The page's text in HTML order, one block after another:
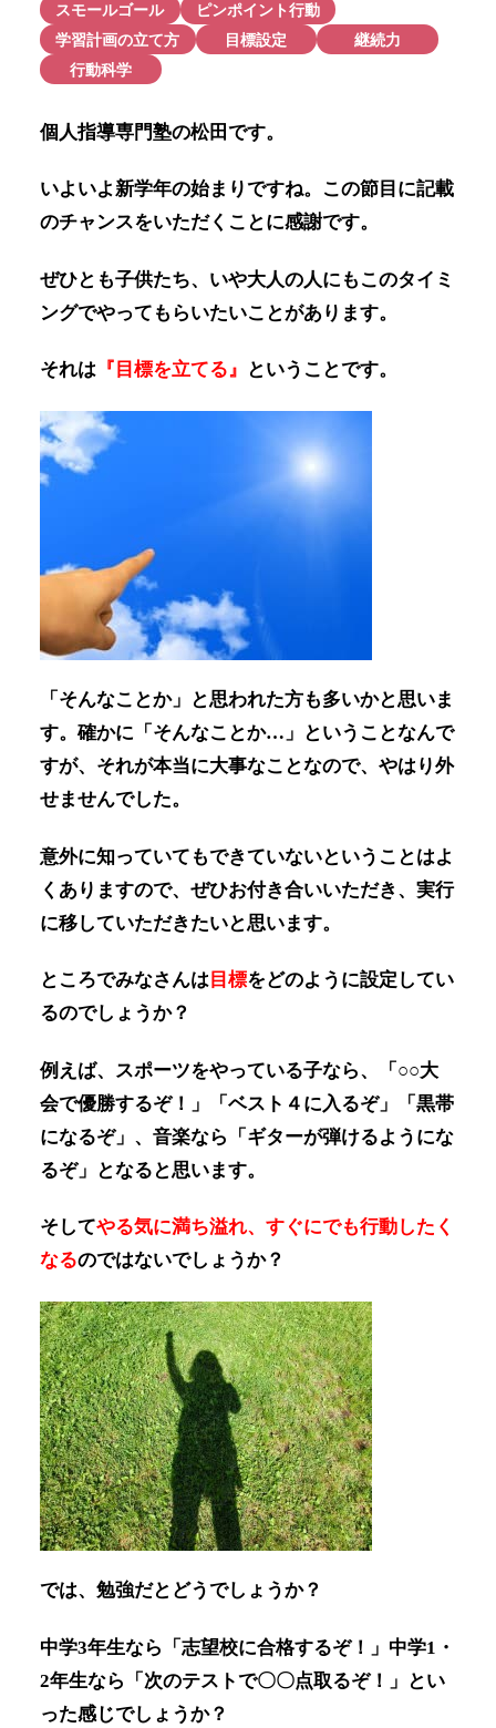
スモールゴール
ピンポイント行動
学習計画の立て方
目標設定
継続力
行動科学
個人指導専門塾の松田です。
いよいよ新学年の始まりですね。
この節目に記載
のチャンスをいただくことに感謝です。
ぜひとも子供たち、いや大人の人にもこのタイミ
ングでやってもらいたいことがあります。
それは『目標を立てる』 ということです。
「そんなことか」と思われた方も多いかと思いま
す。確かに「そんなことか…」ということなんで
すが、それが本当に大事なことなので、やはり外
せませんでした。
意外に知っていてもできていないということはよ
くありますので、ぜひお付き合いいただき、実行
に移していただきたいと思います。
ところでみなさんは目標をどのように設定してい
るのでしょうか？
例えば、スポーツをやっている子なら、「○○大
会で優勝するぞ！」「ベスト４に入るぞ」「黒帯
になるぞ」、音楽なら「ギターが弾けるようにな
るぞ」となると思います。
そしてやる気に満ち溢れ、すぐにでも行動したく
なるのではないでしょうか？
では、勉強だとどうでしょうか？
中学3年生なら「志望校に合格するぞ！」中学1・
2年生なら「次のテストで〇〇点取るぞ！」とい
った感じでしょうか？